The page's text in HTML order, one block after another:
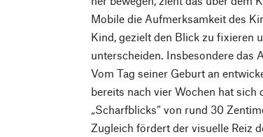
Mobile die Aufmerksamkeit des
Kind, gezielt den Blick zu fixieren
unterscheiden. Insbesondere das
Vom Tag seiner Geburt an
bereits nach vier Wochen hat sich
„Scharfblicks“ von rund 30
Zugleich fördert der visuelle Reiz